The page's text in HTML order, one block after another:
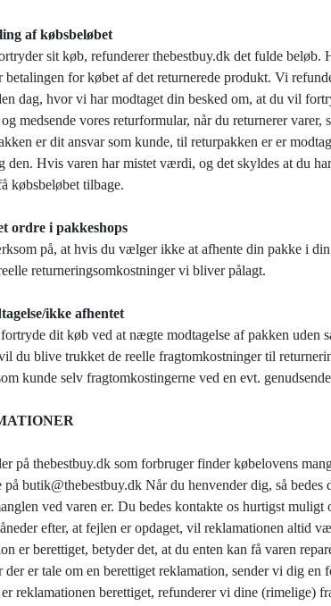
af købsbeløbet
sit køb, refunderer thebestbuy.dk det fulde
betalingen for købet af det returnerede produkt. Vi
dag, hvor vi har modtaget din besked om, at du vil
medsende vores returformular, når du returnerer
er dit ansvar som kunde, til returpakken er er
den. Hvis varen har mistet værdi, og det skyldes at du
købsbeløbet tilbage.
ordre i pakkeshops
på, at hvis du vælger ikke at afhente din pakke i
returneringsomkostninger vi bliver pålagt.
ikke afhentet
dit køb ved at nægte modtagelse af pakken uden
du blive trukket de reelle fragtomkostninger til
kunde selv fragtomkostingerne ved en evt.
på thebestbuy.dk som forbruger finder købelovens
på butik@thebestbuy.dk Når du henvender dig, så
ved varen er. Du bedes kontakte os hurtigst
efter, at fejlen er opdaget, vil reklamationen altid
er berettiget, betyder det, at du enten kan få varen
der er tale om en berettiget reklamation, sender vi dig
reklamationen berettiget, refunderer vi dine (rimelige)